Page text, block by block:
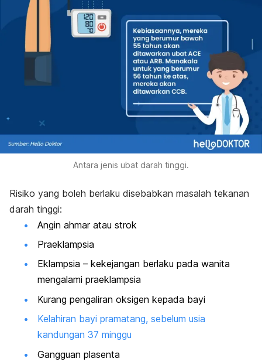
Antara jenis ubat darah tinggi.
Risiko yang boleh berlaku disebabkan masalah tekanan
darah tinggi:
Angin ahmar atau strok
Praeklampsia
Eklampsia – kekejangan berlaku pada wanita
mengalami praeklampsia
Kurang pengaliran oksigen kepada bayi
Kelahiran bayi pramatang, sebelum usia
kandungan 37 minggu
Gangguan plasenta